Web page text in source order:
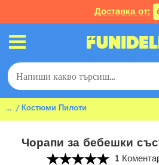
Доставка от:
... Костюми Пилоти
Чорапи за бебешки
1